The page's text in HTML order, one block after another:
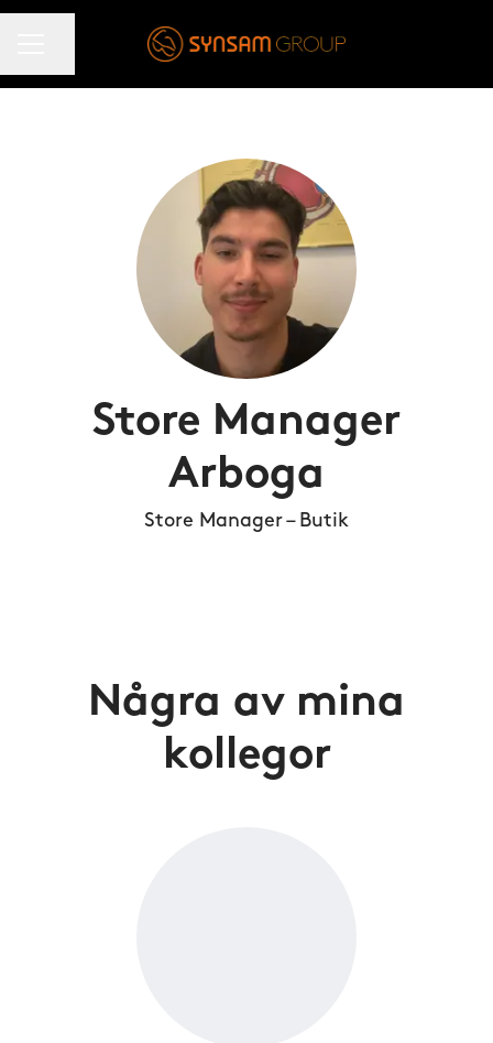
Store Manager
Arboga
Store Manager – Butik
Några av mina
kollegor